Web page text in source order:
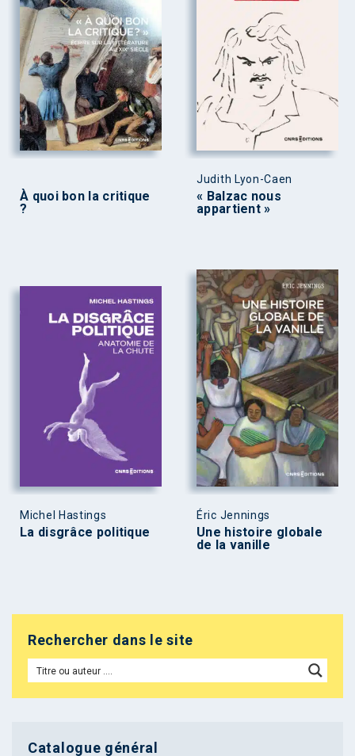
À quoi bon la critique
?
Judith Lyon-Caen
« Balzac nous
appartient »
Michel Hastings
La disgrâce politique
Éric Jennings
Une histoire globale
de la vanille
Rechercher dans le site
Catalogue général